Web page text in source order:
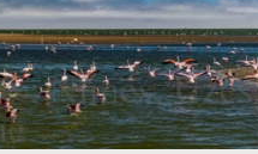
; Nîmes,